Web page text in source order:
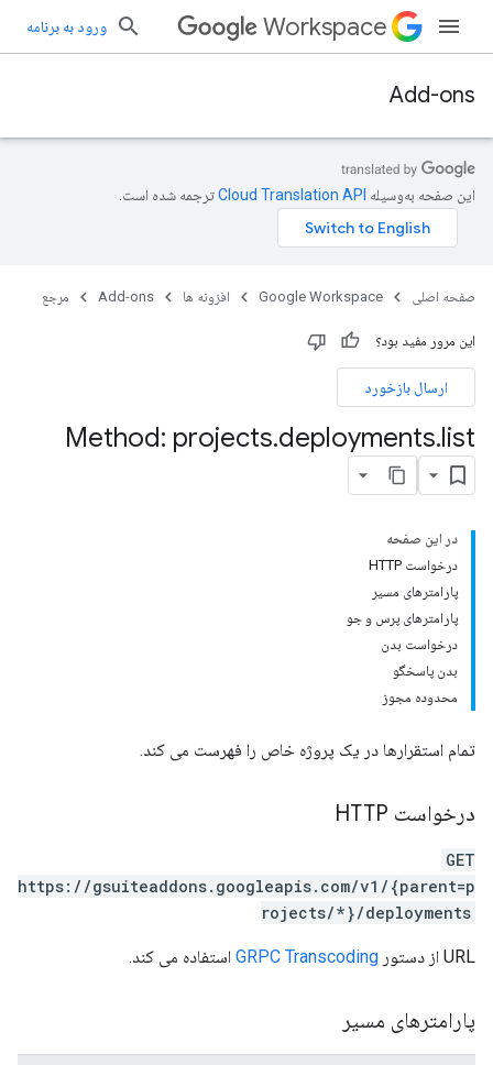
Workspace ورود به برنامه
Add-ons
این صفحه به‌وسیله ترجمه شده است.
صفحه اصلی Google Workspace افزونه ها Add-ons مرجع
این مرور مفید بود؟
ارسال بازخورد
Method: projects.deployments.list
در این صفحه
درخواست HTTP
پارامترهای مسیر
پارامترهای پرس و جو
درخواست بدن
بدن پاسخگو
محدوده مجوز
تمام استقرارها در یک پروژه خاص را فهرست می کند.
درخواست HTTP
GET
https://gsuiteaddons.googleapis.com/v1/{parent=p
rojects/*}/deployments
URL از دستور GRPC Transcoding استفاده می کند.
پارامترهای مسیر